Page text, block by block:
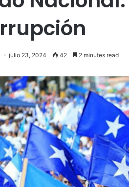
julio 23, 2024 42 2 minutes read